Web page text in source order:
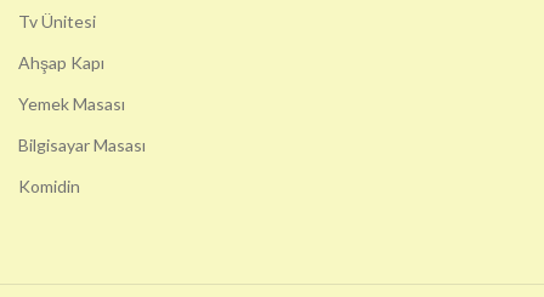
Tv Ünitesi
Ahşap Kapı
Yemek Masası
Bilgisayar Masası
Komidin